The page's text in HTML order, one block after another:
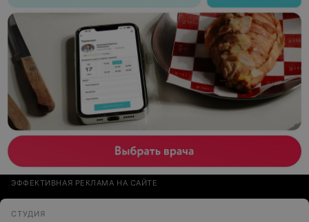
ЭФФЕКТИВНАЯ РЕКЛАМА НА САЙТЕ
СТУДИЯ